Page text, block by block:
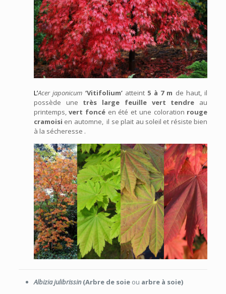
L’Acer japonicum ‘Vitifolium’atteint 5 à 7 m de haut, il
possède une très large feuille vert tendre au
printemps,vert foncé en été et une coloration rouge
cramoisi en automne, il se plait au soleil et résiste bien
à la sécheresse .
Albizia julibrissin (Arbre de soieou arbre à soie)